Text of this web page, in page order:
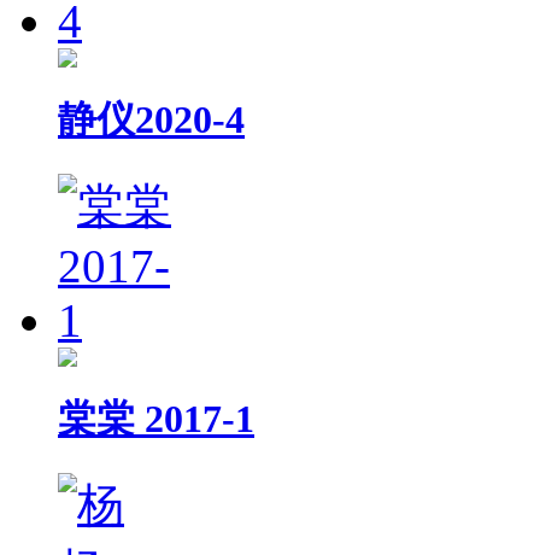
静仪2020-4
棠棠 2017-1